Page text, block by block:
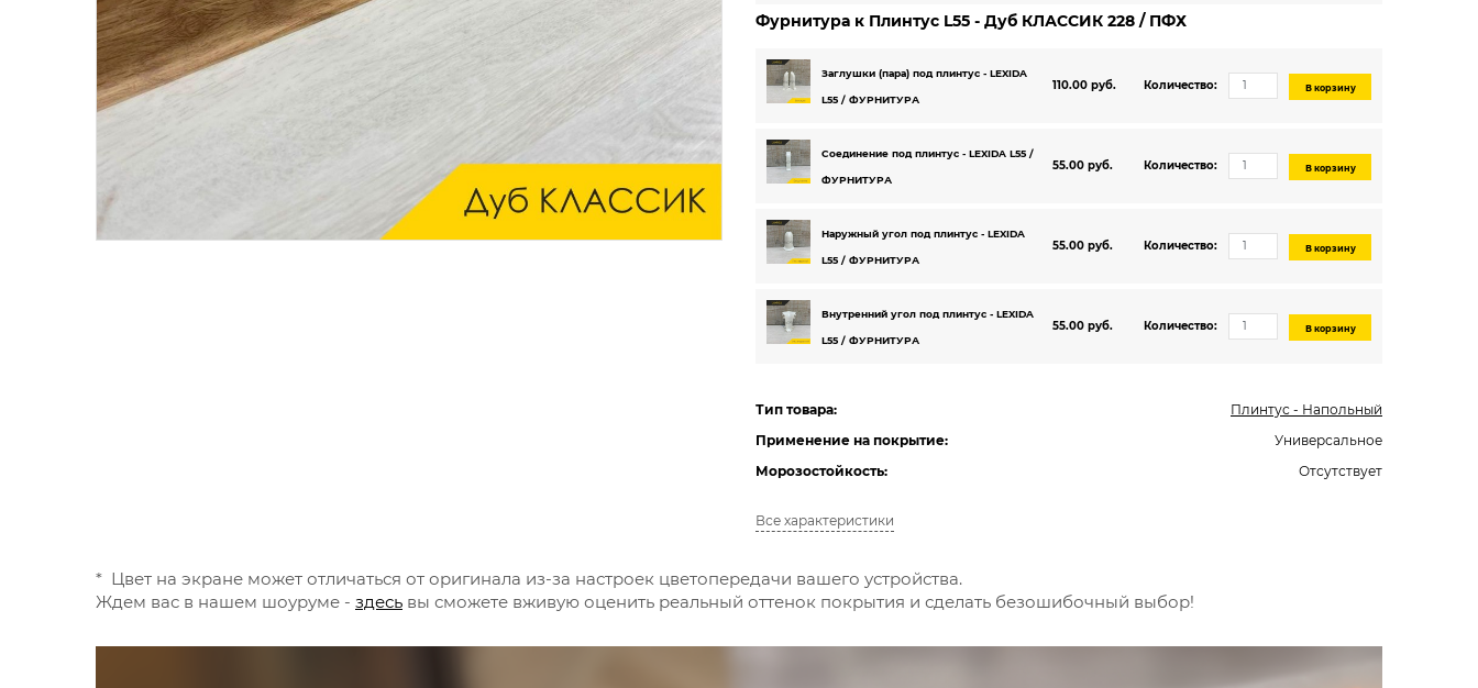
Фурнитура к Плинтус L55 - Дуб КЛАССИК 228 / ПФХ
Заглушки (пара) под плинтус - LEXIDA
L55 / ФУРНИТУРА
110.00 руб. Количество: В корзину
Соединение под плинтус - LEXIDA L55 /
ФУРНИТУРА
55.00 руб. Количество: В корзину
Наружный угол под плинтус - LEXIDA
L55 / ФУРНИТУРА
55.00 руб. Количество: В корзину
Внутренний угол под плинтус - LEXIDA
L55 / ФУРНИТУРА
55.00 руб. Количество: В корзину
Тип товара:
Плинтус - Напольный
Применение на покрытие:
Универсальное
Морозостойкость:
Отсутствует
Все характеристики
* Цвет на экране может отличаться от оригинала из-за настроек цветопередачи вашего устройства.
Ждем вас в нашем шоуруме - здесь вы сможете вживую оценить реальный оттенок покрытия и сделать безошибочный выбор!